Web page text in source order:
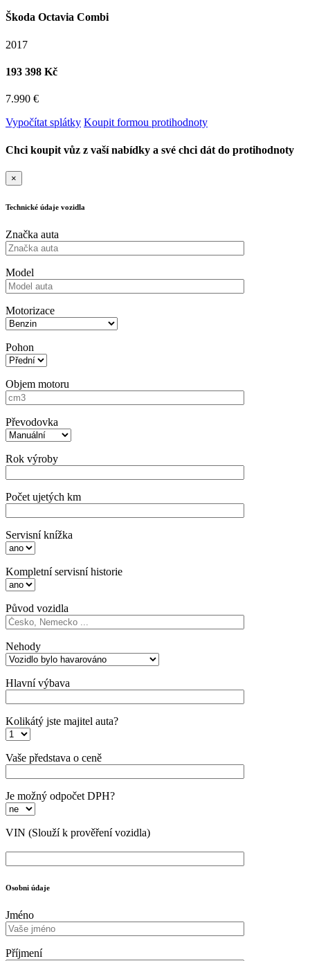
Škoda Octavia Combi
2017
193 398 Kč
7.990 €
Vypočítat splátky Koupit formou protihodnoty
Chci koupit vůz z vaší nabídky a své chci dát do protihodnoty
×
Technické údaje vozidla
Značka auta
Model
Motorizace
Pohon
Objem motoru
Převodovka
Rok výroby
Počet ujetých km
Servisní knížka
Kompletní servisní historie
Původ vozidla
Nehody
Hlavní výbava
Kolikátý jste majitel auta?
Vaše představa o ceně
Je možný odpočet DPH?
VIN (Slouží k prověření vozidla)
Osobni údaje
Jméno
Příjmení